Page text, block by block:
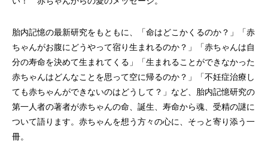
胎内記憶の最新研究をもともに、「命はどこかくるのか？」「赤
ちゃんがお腹にどうやって宿り生まれるのか？」「赤ちゃんは自
分の寿命を決めて生まれてくる」「生まれることができなかった
赤ちゃんはどんなことを思って空に帰るのか？」「不妊症治療し
ても赤ちゃんができないのはどうして？」など、胎内記憶研究の
第一人者の著者が赤ちゃんの命、誕生、寿命から魂、受精の謎に
ついて語ります。赤ちゃんを想う方々の心に、そっと寄り添う一
冊。